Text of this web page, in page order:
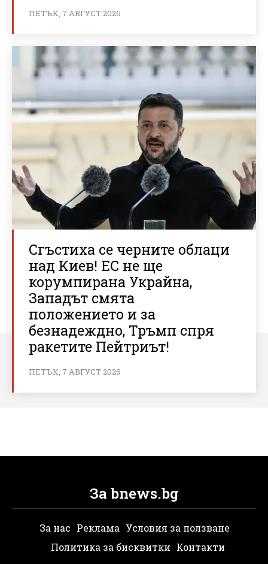
ПЕТЪК, 7 АВГУСТ 2026
Сгъстиха се черните облаци
над Киев! ЕС не ще
корумпирана Украйна,
Западът смята
положението и за
безнадеждно, Тръмп спря
ракетите Пейтриът!
ПЕТЪК, 7 АВГУСТ 2026
За bnews.bg
За нас Реклама Условия за ползване
Политика за бисквитки Контакти